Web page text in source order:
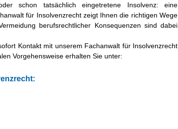
schon tatsächlich eingetretene Insolvenz: eine
für Insolvenzrecht zeigt Ihnen die richtigen Wege
berufsrechtlicher Konsequenzen sind dabei
Kontakt mit unserem Fachanwalt für Insolvenzrecht
Vorgehensweise erhalten Sie unter: